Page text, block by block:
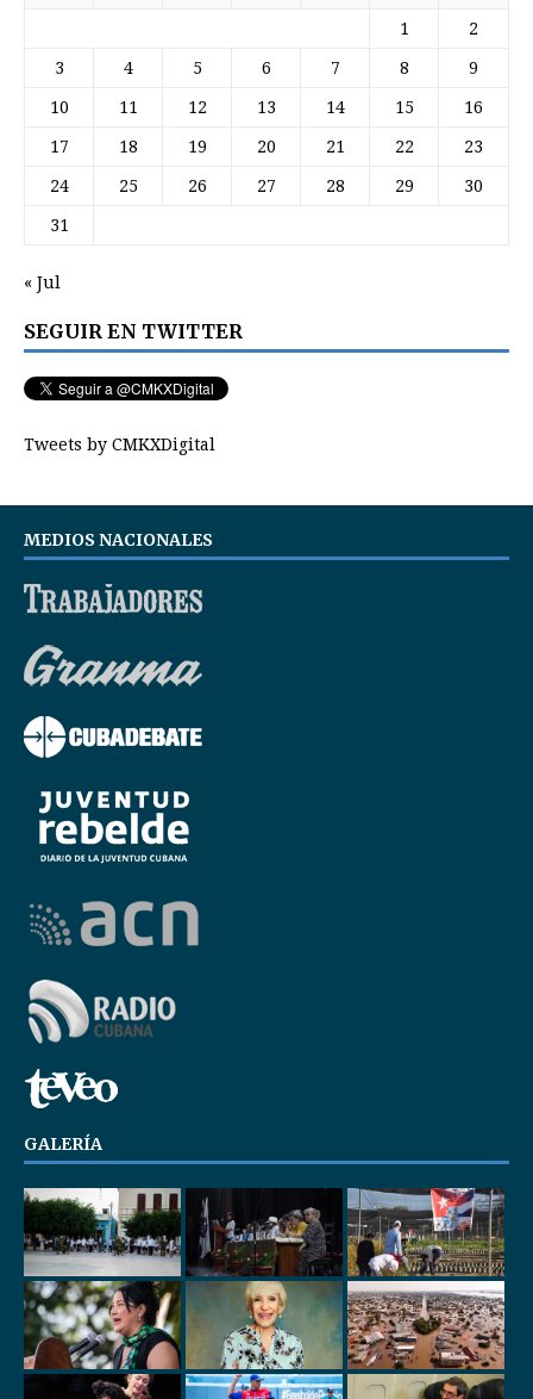
1 2
3 4 5 6 7 8 9
10 11 12 13 14 15 16
17 18 19 20 21 22 23
24 25 26 27 28 29 30
31
« Jul
SEGUIR EN TWITTER
Tweets by CMKXDigital
MEDIOS NACIONALES
GALERÍA